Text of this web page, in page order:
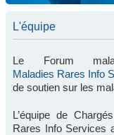
L'équipe
Le Forum
Maladies Rares Info
de soutien sur les
L’équipe de
Rares Info Services